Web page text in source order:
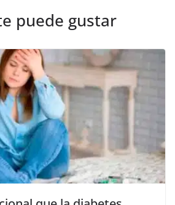
puede gustar